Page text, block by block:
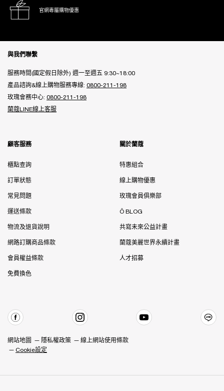
官網專屬購物優惠
與我們聯繫
服務時間(國定假日除外) 週一至週五 9:30~18:00
產品諮詢&線上購物服務專線: 0800-211-198
玫瑰會務中心: 0800-211-198
蘭蔻LINE線上客服
顧客服務
櫃點查詢
訂單狀態
常見問題
運送條款
物流及退貨說明
網路訂購商品條款
會員權益條款
免費換色
關於蘭蔻
特惠組合
線上購物優惠
玫瑰會員俱樂部
Ô BLOG
共寫未來公益計畫
蘭蔻美麗世界永續計畫
人才招募
網站地圖 隱私權政策
線上網站使用條款
Cookie設定